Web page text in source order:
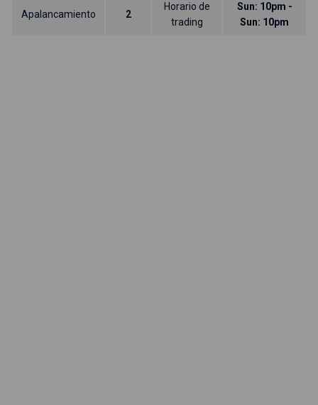
Apalancamiento 2
Horario de
trading
Sun: 10pm -
Sun: 10pm